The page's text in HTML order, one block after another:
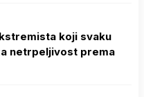
koji svaku
netrpeljivost prema